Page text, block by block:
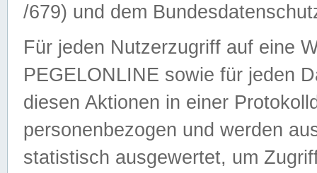
/679) und dem
Für jeden Nutzerzugriff auf eine
PEGELONLINE sowie für jeden
diesen Aktionen in einer
personenbezogen und werden
statistisch ausgewertet, um